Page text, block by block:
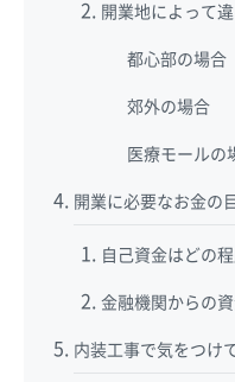
開業地によって
都心部の場合
郊外の場合
医療モールの
開業に必要なお金の
自己資金はどの
金融機関からの
内装工事で気をつけ